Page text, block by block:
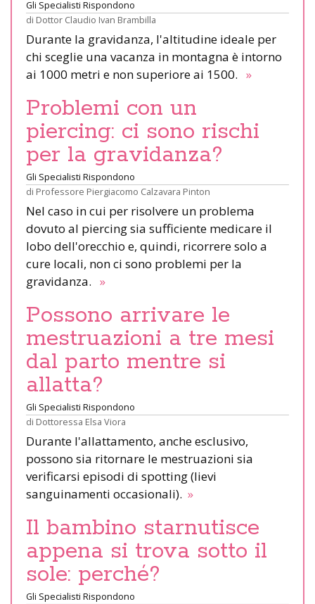
Gli Specialisti Rispondono
di Dottor Claudio Ivan Brambilla
Durante la gravidanza, l'altitudine ideale per
chi sceglie una vacanza in montagna è intorno
ai 1000 metri e non superiore ai 1500. »
Problemi con un
piercing: ci sono rischi
per la gravidanza?
Gli Specialisti Rispondono
di Professore Piergiacomo Calzavara Pinton
Nel caso in cui per risolvere un problema
dovuto al piercing sia sufficiente medicare il
lobo dell'orecchio e, quindi, ricorrere solo a
cure locali, non ci sono problemi per la
gravidanza. »
Possono arrivare le
mestruazioni a tre mesi
dal parto mentre si
allatta?
Gli Specialisti Rispondono
di Dottoressa Elsa Viora
Durante l'allattamento, anche esclusivo,
possono sia ritornare le mestruazioni sia
verificarsi episodi di spotting (lievi
sanguinamenti occasionali). »
Il bambino starnutisce
appena si trova sotto il
sole: perché?
Gli Specialisti Rispondono